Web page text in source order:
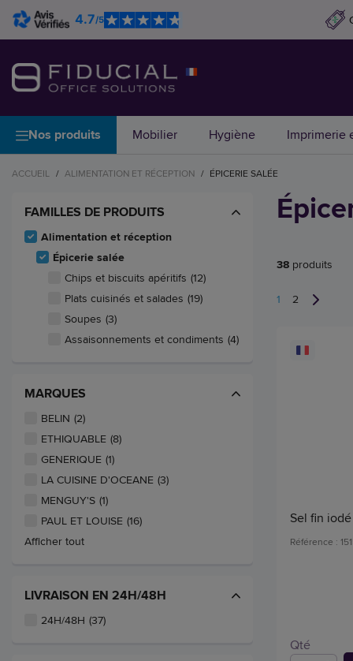
4.7/5
Nos produits Mobilier Hygiène Imprimerie
ACCUEIL / ALIMENTATION ET RÉCEPTION / ÉPICERIE SALÉE
FAMILLES DE PRODUITS
Alimentation et réception
Épicerie salée
Chips et biscuits apéritifs (12)
Plats cuisinés et salades (19)
Soupes (3)
Assaisonnements et condiments (4)
MARQUES
BELIN (2)
ETHIQUABLE (8)
GENERIQUE (1)
LA CUISINE D'OCEANE (3)
MENGUY'S (1)
PAUL ET LOUISE (16)
Afficher tout
LIVRAISON EN 24H/48H
24H/48H (37)
38 produits
1 2
Sel fin
Référence :
Qté